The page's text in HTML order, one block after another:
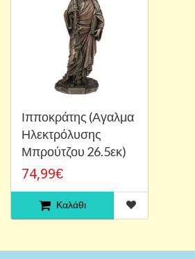
Ιπποκράτης (Αγαλμα
Ηλεκτρόλυσης
Μπρούτζου 26.5εκ)
74,99€
Καλάθι